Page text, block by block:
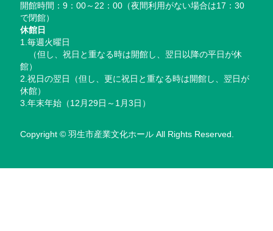
開館時間：9：00～22：00（夜間利用がない場合は17：30
で閉館）
休館日
1.毎週火曜日
（但し、祝日と重なる時は開館し、翌日以降の平日が休
館）
2.祝日の翌日（但し、更に祝日と重なる時は開館し、翌日が
休館）
3.年末年始（12月29日～1月3日）
Copyright © 羽生市産業文化ホール All Rights Reserved.